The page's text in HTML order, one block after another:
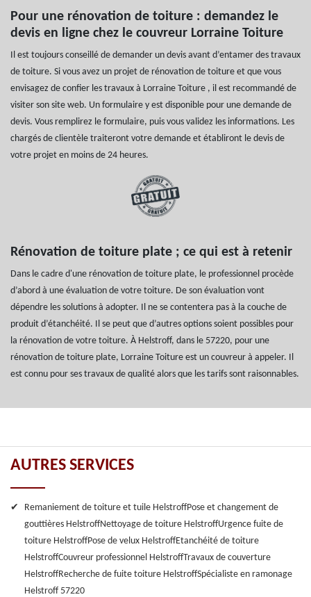
Pour une rénovation de toiture : demandez le
devis en ligne chez le couvreur Lorraine Toiture
Il est toujours conseillé de demander un devis avant d’entamer des travaux
de toiture. Si vous avez un projet de rénovation de toiture et que vous
envisagez de confier les travaux à Lorraine Toiture , il est recommandé de
visiter son site web. Un formulaire y est disponible pour une demande de
devis. Vous remplirez le formulaire, puis vous validez les informations. Les
chargés de clientèle traiteront votre demande et établiront le devis de
votre projet en moins de 24 heures.
Rénovation de toiture plate ; ce qui est à retenir
Dans le cadre d'une rénovation de toiture plate, le professionnel procède
d’abord à une évaluation de votre toiture. De son évaluation vont
dépendre les solutions à adopter. Il ne se contentera pas à la couche de
produit d’étanchéité. Il se peut que d’autres options soient possibles pour
la rénovation de votre toiture. À Helstroff, dans le 57220, pour une
rénovation de toiture plate, Lorraine Toiture est un couvreur à appeler. Il
est connu pour ses travaux de qualité alors que les tarifs sont raisonnables.
AUTRES SERVICES
Remaniement de toiture et tuile HelstroffPose et changement de
gouttières HelstroffNettoyage de toiture HelstroffUrgence fuite de
toiture HelstroffPose de velux HelstroffEtanchéité de toiture
HelstroffCouvreur professionnel HelstroffTravaux de couverture
HelstroffRecherche de fuite toiture HelstroffSpécialiste en ramonage
Helstroff 57220